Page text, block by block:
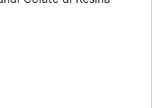
Satinata della Osmo. ✅